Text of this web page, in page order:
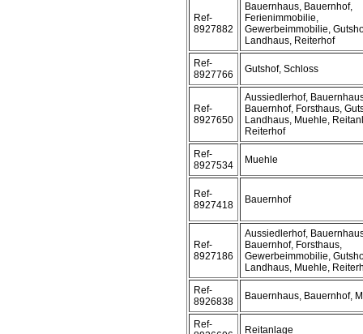
Ref-
8927882
Bauernhaus, Bauernhof,
Ferienimmobilie,
Gewerbeimmobilie,
Landhaus, Reiterhof
Ref-
8927766
Gutshof, Schloss
Ref-
8927650
Aussiedlerhof,
Bauernhof, Forsthaus,
Landhaus, Muehle,
Reiterhof
Ref-
8927534
Muehle
Ref-
8927418
Bauernhof
Ref-
8927186
Aussiedlerhof,
Bauernhof, Forsthaus,
Gewerbeimmobilie,
Landhaus, Muehle,
Ref-
8926838
Bauernhaus, Bauernhof,
Ref-
Reitanlage